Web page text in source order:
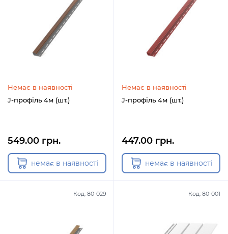
Немає в наявності
J-профіль 4м (шт.)
549.00 грн.
немає в наявності
Немає в наявності
J-профіль 4м (шт.)
447.00 грн.
немає в наявності
Код: 80-029 Код: 80-001